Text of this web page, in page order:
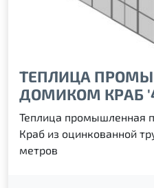
ТЕПЛИЦА
ДОМИКОМ КРАБ
Теплица промышленная
Краб из оцинкованной
метров